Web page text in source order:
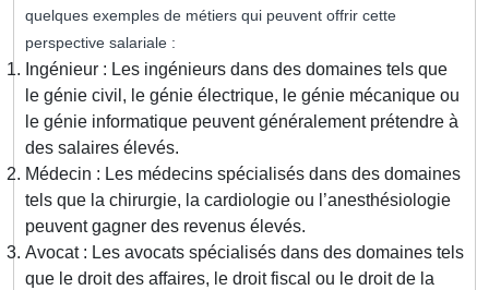
quelques exemples de métiers qui peuvent offrir cette
perspective salariale :
Ingénieur : Les ingénieurs dans des domaines tels que
le génie civil, le génie électrique, le génie mécanique ou
le génie informatique peuvent généralement prétendre à
des salaires élevés.
Médecin : Les médecins spécialisés dans des domaines
tels que la chirurgie, la cardiologie ou l’anesthésiologie
peuvent gagner des revenus élevés.
Avocat : Les avocats spécialisés dans des domaines tels
que le droit des affaires, le droit fiscal ou le droit de la